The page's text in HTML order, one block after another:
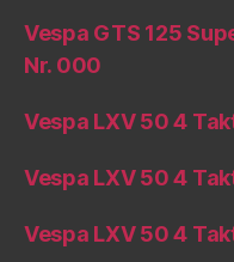
Vespa GTS 125
Nr. 000
Vespa LXV 50 4
Vespa LXV 50 4
Vespa LXV 50 4